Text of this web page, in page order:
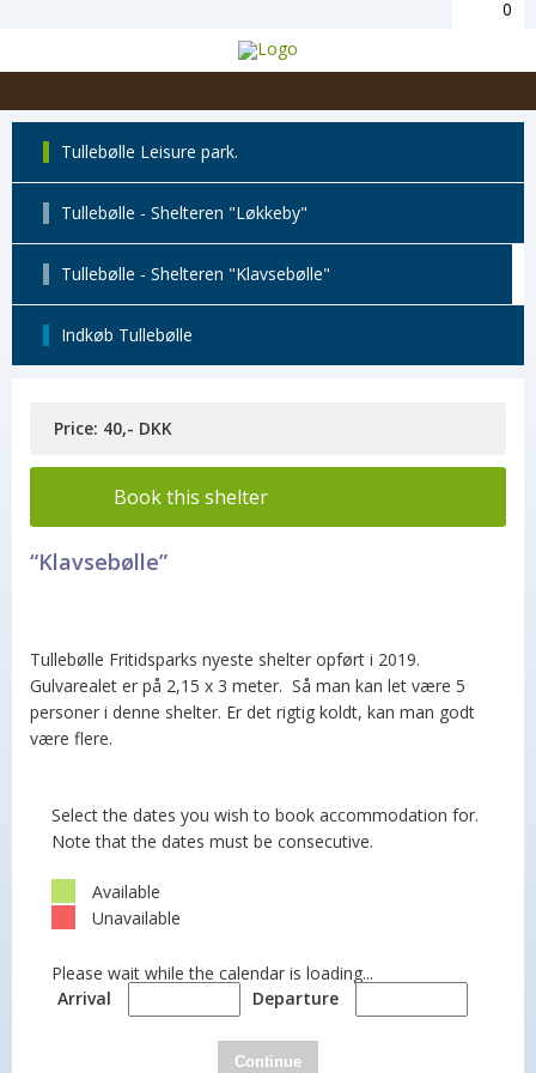
0
Tullebølle Leisure park.
Tullebølle - Shelteren "Løkkeby"
Tullebølle - Shelteren "Klavsebølle"
Indkøb Tullebølle
Price: 40,- DKK
Book this shelter
“Klavsebølle”
Tullebølle Fritidsparks nyeste shelter opført i 2019.
Gulvarealet er på 2,15 x 3 meter. Så man kan let være 5
personer i denne shelter. Er det rigtig koldt, kan man godt
være flere.
Select the dates you wish to book accommodation for.
Note that the dates must be consecutive.
Available
Unavailable
Please wait while the calendar is loading...
Arrival
Departure
Continue